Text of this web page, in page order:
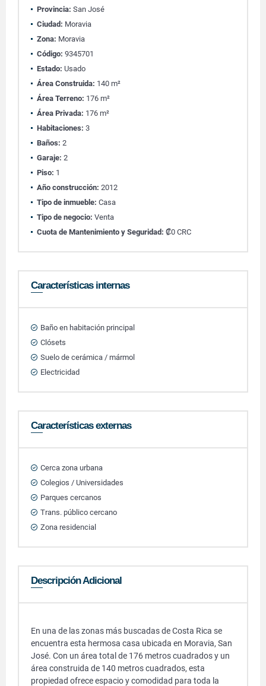
Provincia: San José
Ciudad: Moravia
Zona: Moravia
Código: 9345701
Estado: Usado
Área Construida: 140 m²
Área Terreno: 176 m²
Área Privada: 176 m²
Habitaciones: 3
Baños: 2
Garaje: 2
Piso: 1
Año construcción: 2012
Tipo de inmueble: Casa
Tipo de negocio: Venta
Cuota de Mantenimiento y Seguridad: ₡0 CRC
Características internas
Baño en habitación principal
Clósets
Suelo de cerámica / mármol
Electricidad
Características externas
Cerca zona urbana
Colegios / Universidades
Parques cercanos
Trans. público cercano
Zona residencial
Descripción Adicional
En una de las zonas más buscadas de Costa Rica se
encuentra esta hermosa casa ubicada en Moravia, San
José. Con un área total de 176 metros cuadrados y un
área construida de 140 metros cuadrados, esta
propiedad ofrece espacio y comodidad para toda la